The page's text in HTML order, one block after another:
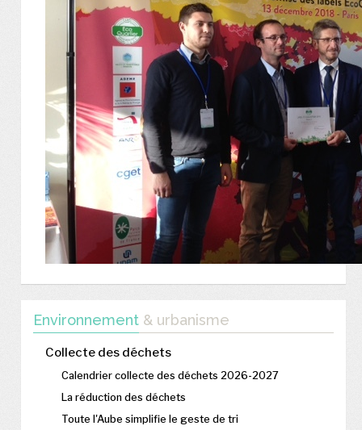
Environnement & urbanisme
Collecte des déchets
Calendrier collecte des déchets 2026-2027
La réduction des déchets
Toute l'Aube simplifie le geste de tri